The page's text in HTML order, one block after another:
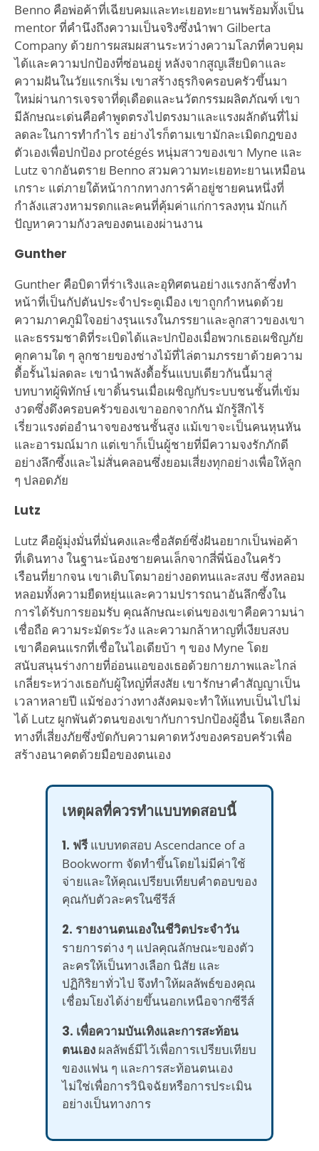
Benno คือพ่อค้าที่เฉียบคมและทะเยอทะยานพร้อมทั้งเป็น
mentor ที่คำนึงถึงความเป็นจริงซึ่งนำพา Gilberta
Company ด้วยการผสมผสานระหว่างความโลภที่ควบคุม
ได้และความปกป้องที่ซ่อนอยู่ หลังจากสูญเสียบิดาและ
ความฝันในวัยแรกเริ่ม เขาสร้างธุรกิจครอบครัวขึ้นมา
ใหม่ผ่านการเจรจาที่ดุเดือดและนวัตกรรมผลิตภัณฑ์ เขา
มีลักษณะเด่นคือคำพูดตรงไปตรงมาและแรงผลักดันที่ไม่
ลดละในการทำกำไร อย่างไรก็ตามเขามักละเมิดกฎของ
ตัวเองเพื่อปกป้อง protégés หนุ่มสาวของเขา Myne และ
Lutz จากอันตราย Benno สวมความทะเยอทะยานเหมือน
เกราะ แต่ภายใต้หน้ากากทางการค้าอยู่ชายคนหนึ่งที่
กำลังแสวงหามรดกและคนที่คุ้มค่าแก่การลงทุน มักแก้
ปัญหาความกังวลของตนเองผ่านงาน
Gunther
Gunther คือบิดาที่ร่าเริงและอุทิศตนอย่างแรงกล้าซึ่งทำ
หน้าที่เป็นกัปตันประจำประตูเมือง เขาถูกกำหนดด้วย
ความภาคภูมิใจอย่างรุนแรงในภรรยาและลูกสาวของเขา
และธรรมชาติที่ระเบิดได้และปกป้องเมื่อพวกเธอเผชิญภัย
คุกคามใด ๆ ลูกชายของช่างไม้ที่ไล่ตามภรรยาด้วยความ
ดื้อรั้นไม่ลดละ เขานำพลังดื้อรั้นแบบเดียวกันนี้มาสู่
บทบาทผู้พิทักษ์ เขาดิ้นรนเมื่อเผชิญกับระบบชนชั้นที่เข้ม
งวดซึ่งดึงครอบครัวของเขาออกจากกัน มักรู้สึกไร้
เรี่ยวแรงต่ออำนาจของชนชั้นสูง แม้เขาจะเป็นคนหุนหัน
และอารมณ์มาก แต่เขาก็เป็นผู้ชายที่มีความจงรักภักดี
อย่างลึกซึ้งและไม่สั่นคลอนซึ่งยอมเสี่ยงทุกอย่างเพื่อให้ลูก
ๆ ปลอดภัย
Lutz
Lutz คือผู้มุ่งมั่นที่มั่นคงและซื่อสัตย์ซึ่งฝันอยากเป็นพ่อค้า
ที่เดินทาง ในฐานะน้องชายคนเล็กจากสี่พี่น้องในครัว
เรือนที่ยากจน เขาเติบโตมาอย่างอดทนและสงบ ซึ่งหลอม
หลอมทั้งความยืดหยุ่นและความปรารถนาอันลึกซึ้งใน
การได้รับการยอมรับ คุณลักษณะเด่นของเขาคือความน่า
เชื่อถือ ความระมัดระวัง และความกล้าหาญที่เงียบสงบ
เขาคือคนแรกที่เชื่อในไอเดียบ้า ๆ ของ Myne โดย
สนับสนุนร่างกายที่อ่อนแอของเธอด้วยกายภาพและไกล่
เกลี่ยระหว่างเธอกับผู้ใหญ่ที่สงสัย เขารักษาคำสัญญาเป็น
เวลาหลายปี แม้ช่องว่างทางสังคมจะทำให้แทบเป็นไปไม่
ได้ Lutz ผูกพันตัวตนของเขากับการปกป้องผู้อื่น โดยเลือก
ทางที่เสี่ยงภัยซึ่งขัดกับความคาดหวังของครอบครัวเพื่อ
สร้างอนาคตด้วยมือของตนเอง
เหตุผลที่ควรทำแบบทดสอบนี้
1. ฟรีแบบทดสอบ Ascendance of a
Bookworm จัดทำขึ้นโดยไม่มีค่าใช้
จ่ายและให้คุณเปรียบเทียบคำตอบของ
คุณกับตัวละครในซีรีส์
2. รายงานตนเองในชีวิตประจำวัน
รายการต่าง ๆ แปลคุณลักษณะของตัว
ละครให้เป็นทางเลือก นิสัย และ
ปฏิกิริยาทั่วไป จึงทำให้ผลลัพธ์ของคุณ
เชื่อมโยงได้ง่ายขึ้นนอกเหนือจากซีรีส์
3. เพื่อความบันเทิงและการสะท้อน
ตนเอง ผลลัพธ์มีไว้เพื่อการเปรียบเทียบ
ของแฟน ๆ และการสะท้อนตนเอง
ไม่ใช่เพื่อการวินิจฉัยหรือการประเมิน
อย่างเป็นทางการ